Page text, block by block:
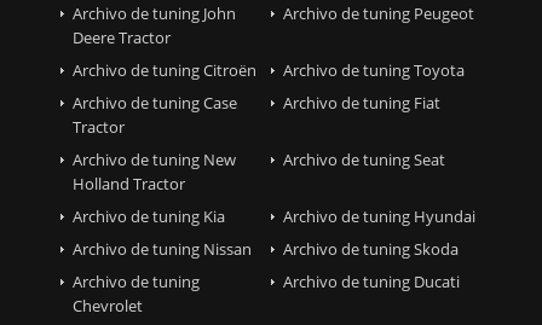
Archivo de tuning John
Deere Tractor
Archivo de tuning Peugeot
Archivo de tuning Citroën
Archivo de tuning Toyota
Archivo de tuning Case
Tractor
Archivo de tuning Fiat
Archivo de tuning New
Holland Tractor
Archivo de tuning Seat
Archivo de tuning Kia
Archivo de tuning Hyundai
Archivo de tuning Nissan
Archivo de tuning Skoda
Archivo de tuning
Chevrolet
Archivo de tuning Ducati